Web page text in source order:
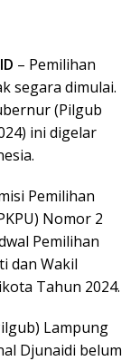
– Pemilihan
segara dimulai.
(Pilgub
ini digelar
Pemilihan
Nomor 2
Pemilihan
dan Wakil
Tahun 2024.
Lampung
Djunaidi belum